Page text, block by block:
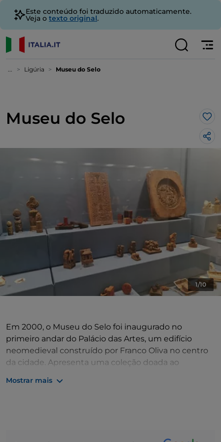
Este conteúdo foi traduzido automaticamente.
Veja o texto original.
... Ligúria Museu do Selo
Museu do Selo
1/10
Em 2000, o Museu do Selo foi inaugurado no
primeiro andar do Palácio das Artes, um edifício
neomedieval construído por Franco Oliva no centro
da cidade. Apresenta uma coleção doada ao
Mostrar mais